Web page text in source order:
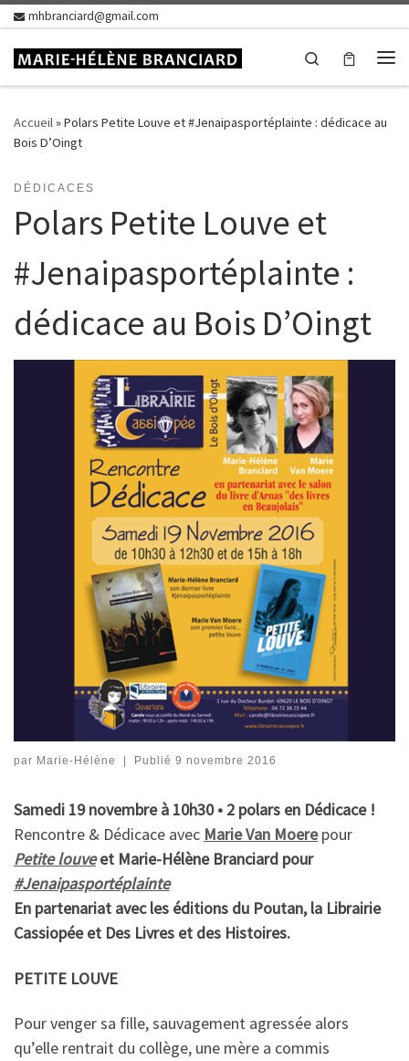
Skip to content
mhbranciard@gmail.com
Search
Accueil»Polars Petite Louve et #Jenaipasportéplainte : dédicace au
Bois D’Oingt
DÉDICACES
Polars Petite Louve et
#Jenaipasportéplainte :
dédicace au Bois D’Oingt
par Marie-Hélène Publié 9 novembre 2016
Samedi 19 novembre à 10h30 • 2 polars en Dédicace !
Rencontre & Dédicace avec Marie Van Moere pour
Petite louveet Marie-Hélène Branciard pour
#Jenaipasportéplainte
En partenariat avec les éditions du Poutan, la Librairie
Cassiopée et Des Livres et des Histoires.
PETITE LOUVE
Pour venger sa fille, sauvagement agressée alors
qu’elle rentrait du collège, une mère a commis